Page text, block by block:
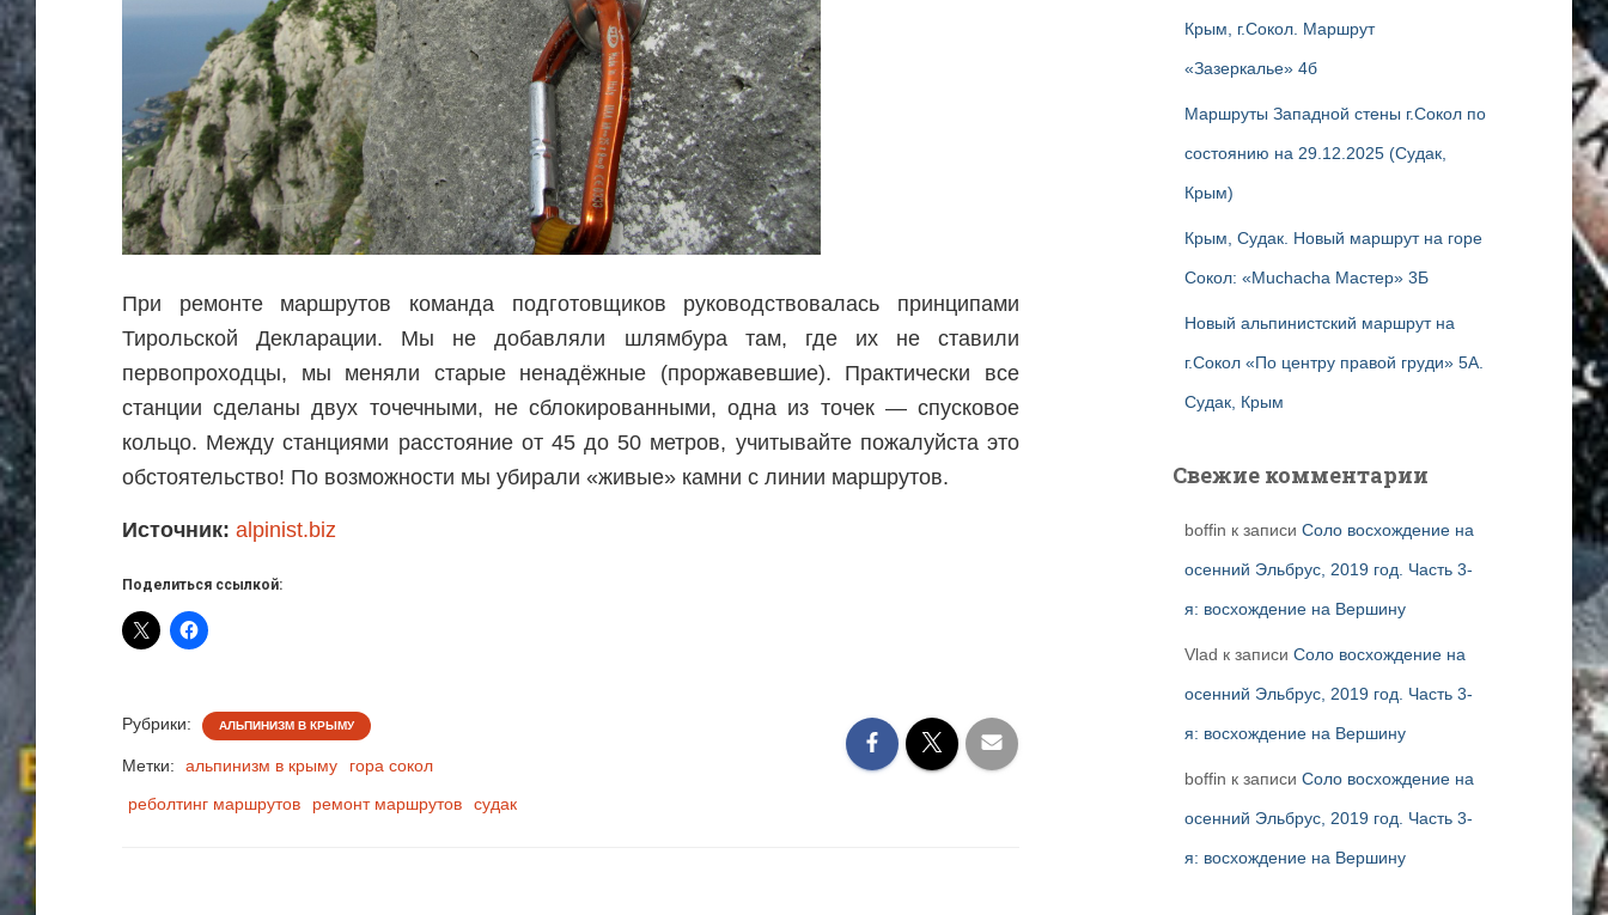
При ремонте маршрутов команда подготовщиков руководствовалась принципами
Тирольской Декларации. Мы не добавляли шлямбура там, где их не ставили
первопроходцы, мы меняли старые ненадёжные (проржавевшие). Практически все
станции сделаны двух точечными, не сблокированными, одна из точек — спусковое
кольцо. Между станциями расстояние от 45 до 50 метров, учитывайте пожалуйста это
обстоятельство! По возможности мы убирали «живые» камни с линии маршрутов.
Источник: alpinist.biz
Поделиться ссылкой:
Рубрики: АЛЬПИНИЗМ В КРЫМУ
Метки: альпинизм в крыму
гора сокол
реболтинг маршрутов
ремонт маршрутов судак
Крым, г.Сокол. Маршрут
«Зазеркалье» 4б
Маршруты Западной стены г.Сокол по
состоянию на 29.12.2025 (Судак,
Крым)
Крым, Судак. Новый маршрут на горе
Сокол: «Muchacha Мастер» 3Б
Новый альпинистский маршрут на
г.Сокол «По центру правой груди» 5А.
Судак, Крым
Свежие комментарии
boffin к записи Соло восхождение на
осенний Эльбрус, 2019 год. Часть 3-
я: восхождение на Вершину
Vlad к записи Соло восхождение на
осенний Эльбрус, 2019 год. Часть 3-
я: восхождение на Вершину
boffin к записи Соло восхождение на
осенний Эльбрус, 2019 год. Часть 3-
я: восхождение на Вершину